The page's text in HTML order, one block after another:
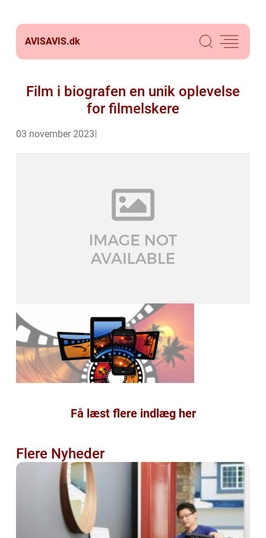
AVISAVIS.dk
Film i biografen en unik oplevelse
for filmelskere
03 november 2023
Få læst flere indlæg her
Flere Nyheder